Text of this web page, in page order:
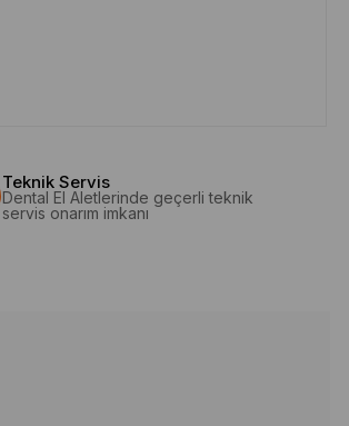
Teknik Servis
Dental El Aletlerinde geçerli teknik
servis onarım imkanı